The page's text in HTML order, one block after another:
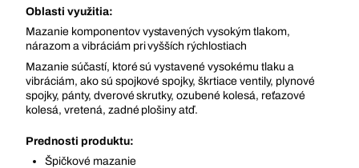
Oblasti využitia:
Mazanie komponentov vystavených vysokým tlakom,
nárazom a vibráciám pri vyšších rýchlostiach
Mazanie súčastí, ktoré sú vystavené vysokému tlaku a
vibráciám, ako sú spojkové spojky, škrtiace ventily, plynové
spojky, pánty, dverové skrutky, ozubené kolesá, reťazové
kolesá, vretená, zadné plošiny atď.
Prednosti produktu:
Špičkové mazanie